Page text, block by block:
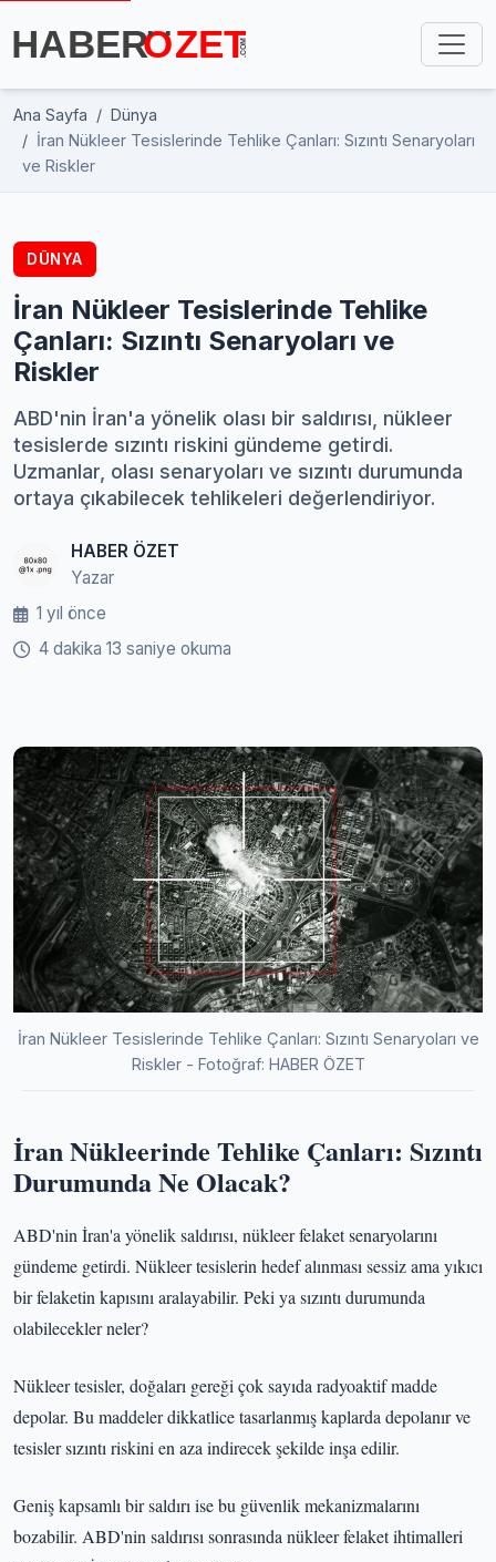
Ana Sayfa
Dünya
İran Nükleer Tesislerinde Tehlike Çanları: Sızıntı Senaryoları
ve Riskler
DÜNYA
İran Nükleer Tesislerinde Tehlike
Çanları: Sızıntı Senaryoları ve
Riskler
ABD'nin İran'a yönelik olası bir saldırısı, nükleer
tesislerde sızıntı riskini gündeme getirdi.
Uzmanlar, olası senaryoları ve sızıntı durumunda
ortaya çıkabilecek tehlikeleri değerlendiriyor.
HABER ÖZET
Yazar
1 yıl önce
4 dakika 13 saniye okuma
İran Nükleer Tesislerinde Tehlike Çanları: Sızıntı Senaryoları ve
Riskler - Fotoğraf: HABER ÖZET
İran Nükleerinde Tehlike Çanları: Sızıntı
Durumunda Ne Olacak?
ABD'nin İran'a yönelik saldırısı, nükleer felaket senaryolarını
gündeme getirdi. Nükleer tesislerin hedef alınması sessiz ama yıkıcı
bir felaketin kapısını aralayabilir. Peki ya sızıntı durumunda
olabilecekler neler?
Nükleer tesisler, doğaları gereği çok sayıda radyoaktif madde
depolar. Bu maddeler dikkatlice tasarlanmış kaplarda depolanır ve
tesisler sızıntı riskini en aza indirecek şekilde inşa edilir.
Geniş kapsamlı bir saldırı ise bu güvenlik mekanizmalarını
bozabilir. ABD'nin saldırısı sonrasında nükleer felaket ihtimalleri